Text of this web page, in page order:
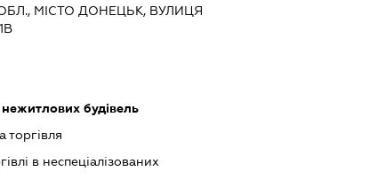
МІСТО ДОНЕЦЬК, ВУЛИЦЯ
будівель
торгівля
в неспеціалізованих